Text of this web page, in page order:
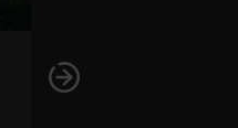
04.08.2026